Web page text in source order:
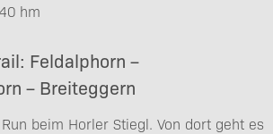
hm
Feldalphorn –
– Breiteggern
beim Horler Stiegl. Von dort geht es